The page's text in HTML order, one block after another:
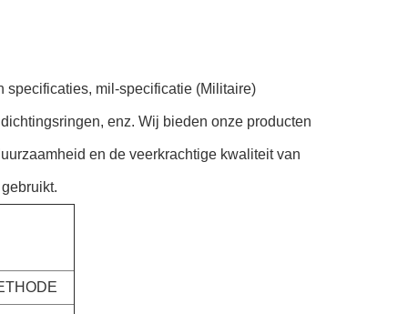
specificaties, mil-specificatie (Militaire)
enz. Wij bieden onze producten
en de veerkrachtige kwaliteit van